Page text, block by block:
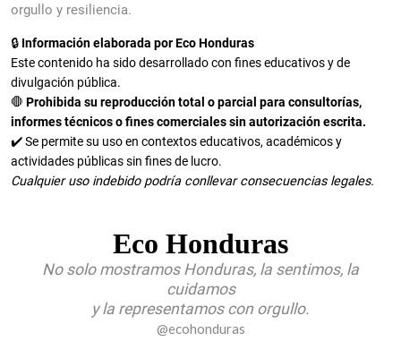
orgullo y resiliencia.
🔒 Información elaborada por Eco Honduras
Este contenido ha sido desarrollado con fines educativos y de
divulgación pública.
🛑 Prohibida su reproducción total o parcial para consultorías,
informes técnicos o fines comerciales sin autorización escrita.
✔️ Se permite su uso en contextos educativos, académicos y
actividades públicas sin fines de lucro.
Cualquier uso indebido podría conllevar consecuencias legales.
Eco Honduras
No solo mostramos Honduras, la sentimos, la
cuidamos
y la representamos con orgullo.
@ecohonduras